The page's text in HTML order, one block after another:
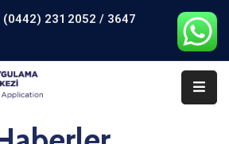
(0442) 231 2052 / 3647